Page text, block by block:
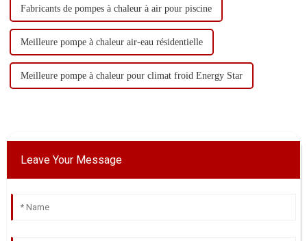
Fabricants de pompes à chaleur à air pour piscine
Meilleure pompe à chaleur air-eau résidentielle
Meilleure pompe à chaleur pour climat froid Energy Star
Leave Your Message